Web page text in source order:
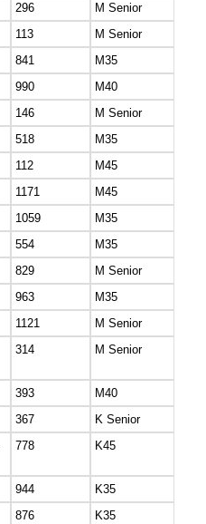
296 M Senior
113 M Senior
841 M35
990 M40
146 M Senior
518 M35
112 M45
1171 M45
1059
M35
554 M35
829 M Senior
963 M35
1121 M Senior
314 M Senior
393 M40
367
K Senior
778 K45
944
K35
876
K35